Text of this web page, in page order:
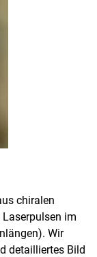
chiralen
im
Wir
detailliertes Bild